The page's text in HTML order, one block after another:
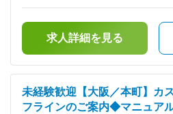
仕事の流れ ▼お客様へお電話
るためスムーズにご案内でき
録情報と間違いないか確認しま
越先でのライフラインの利用
当者へ引き継ぎます。 ◎リー
早期にアルバイトをまとめる役割をお
流れ ※未経験の方でもご活躍い
ます ▼座学研修（1週間程度）
＜給与補足＞※固定残業超過分
給予定の賞与含めた金額■昇給
（3・7・11月）【マネジメン
タマーサポート職 経験3年 ／
でも目安の金額であり、選考を
す。月給(月額)は固定手当を含
求人詳細を見る
未経験歓迎【大阪／本町】カ
フラインのご案内◆マニュア